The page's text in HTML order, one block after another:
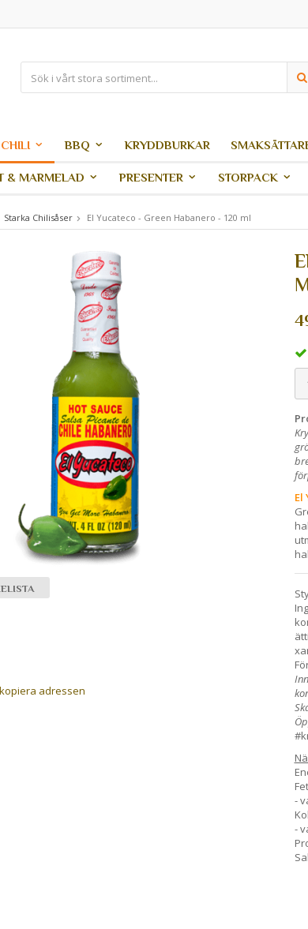
CHILI BBQ KRYDDBURKAR
& MARMELAD PRESENTER STORPACK
Starka Chilisåser El Yucateco - Green Habanero - 120 ml
El
-
-
adressen